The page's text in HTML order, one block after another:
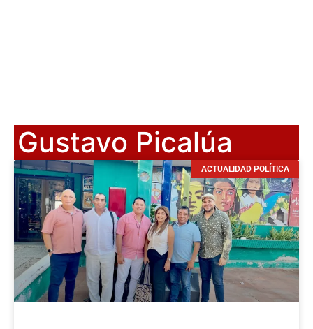
Gustavo Picalúa
ACTUALIDAD POLÍTICA